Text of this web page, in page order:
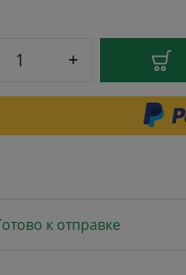
+
к отправке